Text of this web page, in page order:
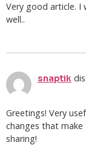
Very good article. I
well..
snaptik
Greetings! Very
changes that
sharing!